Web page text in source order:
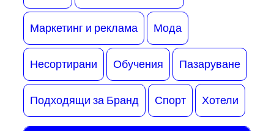
Маркетинг и реклама Мода
Несортирани Обучения Пазаруване
Подходящи за Бранд Спорт Хотели